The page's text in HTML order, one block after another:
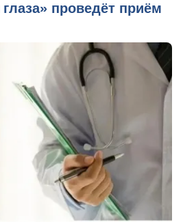
проведёт приём